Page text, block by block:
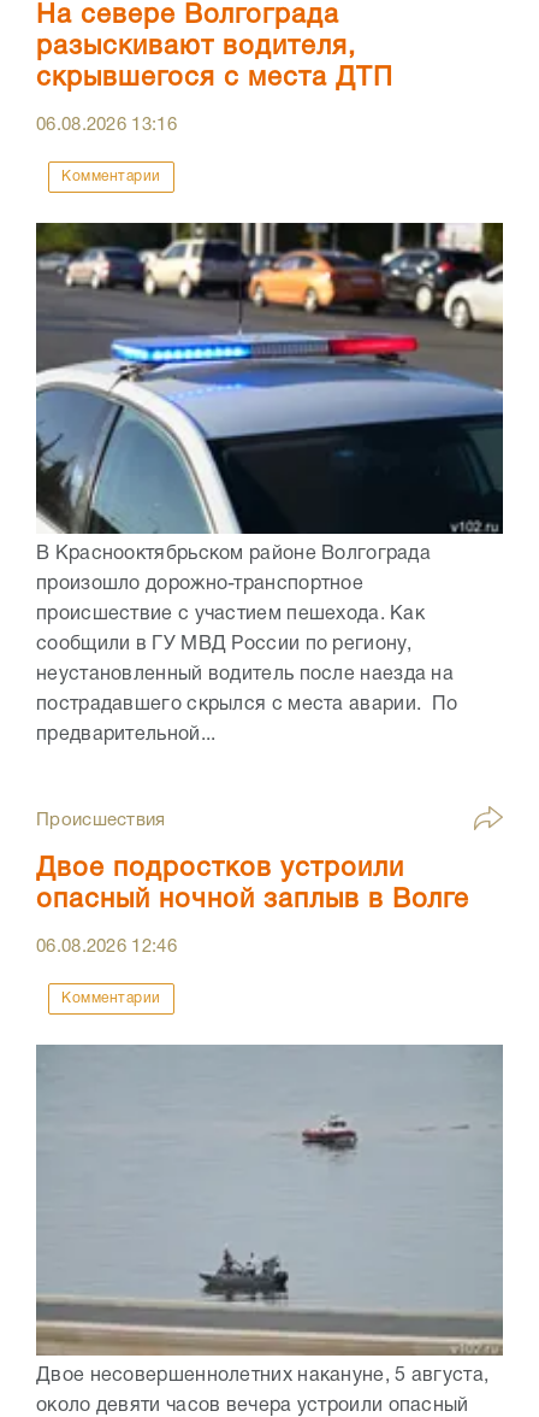
На севере Волгограда
разыскивают водителя,
скрывшегося с места ДТП
06.08.2026 13:16
Комментарии
В Краснооктябрьском районе Волгограда
произошло дорожно-транспортное
происшествие с участием пешехода. Как
сообщили в ГУ МВД России по региону,
неустановленный водитель после наезда на
пострадавшего скрылся с места аварии. По
предварительной...
Происшествия
Двое подростков устроили
опасный ночной заплыв в Волге
06.08.2026 12:46
Комментарии
Двое несовершеннолетних накануне, 5 августа,
около девяти часов вечера устроили опасный